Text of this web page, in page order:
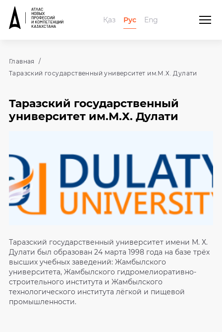
Қаз Рус Eng
Главная
Таразский государственный университет им.М.Х. Дулати
Таразский государственный
университет им.М.Х. Дулати
Таразский государственный университет имени М. Х.
Дулати был образован 24 марта 1998 года на базе трёх
высших учебных заведений: Жамбылского
университета, Жамбылского гидромелиоративно-
строительного института и Жамбылского
технологического института лёгкой и пищевой
промышленности.